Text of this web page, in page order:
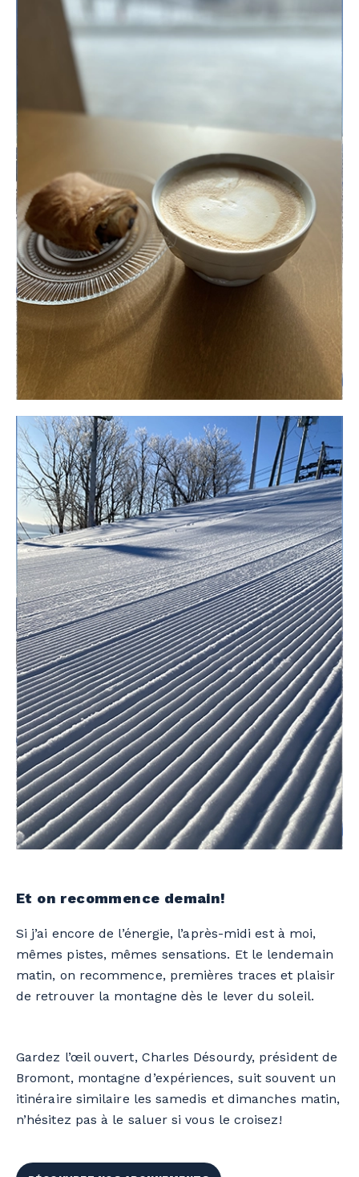
Et on recommence demain!
Si j’ai encore de l’énergie, l’après-midi est à moi,
mêmes pistes, mêmes sensations. Et le lendemain
matin, on recommence, premières traces et plaisir
de retrouver la montagne dès le lever du soleil.
Gardez l’œil ouvert, Charles Désourdy, président de
Bromont, montagne d’expériences, suit souvent un
itinéraire similaire les samedis et dimanches matin,
n’hésitez pas à le saluer si vous le croisez!